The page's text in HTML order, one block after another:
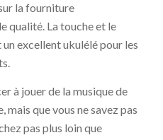
la fourniture
qualité. La touche et le
excellent ukulélé pour les
à jouer de la musique de
mais que vous ne savez pas
pas plus loin que